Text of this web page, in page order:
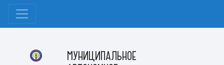
МУНИЦИПАЛЬНОЕ